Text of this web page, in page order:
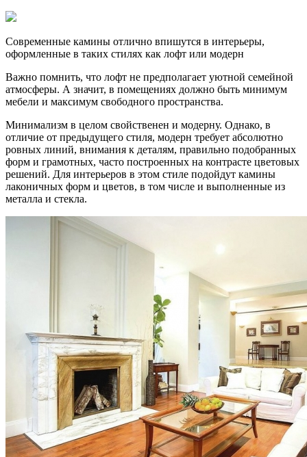
Современные камины отлично впишутся в интерьеры,
оформленные в таких стилях как лофт или модерн
Важно помнить, что лофт не предполагает уютной семейной
атмосферы. А значит, в помещениях должно быть минимум
мебели и максимум свободного пространства.
Минимализм в целом свойственен и модерну. Однако, в
отличие от предыдущего стиля, модерн требует абсолютно
ровных линий, внимания к деталям, правильно подобранных
форм и грамотных, часто построенных на контрасте цветовых
решений. Для интерьеров в этом стиле подойдут камины
лаконичных форм и цветов, в том числе и выполненные из
металла и стекла.